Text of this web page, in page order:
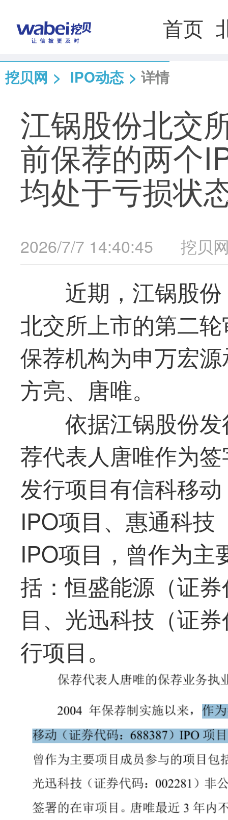
首页
挖贝网 > IPO动态 > 详情
江锅股份北交
前保荐的两个
均处于亏损状
2026/7/7 14:40:45 挖贝
近期，江锅股
北交所上市的第二
保荐机构为申万宏
方亮、唐唯。
依据江锅股份
荐代表人唐唯作为
发行项目有信科移
IPO项目、惠通科技
IPO项目，曾作为主
括：恒盛能源（证
目、光迅科技（证
行项目。